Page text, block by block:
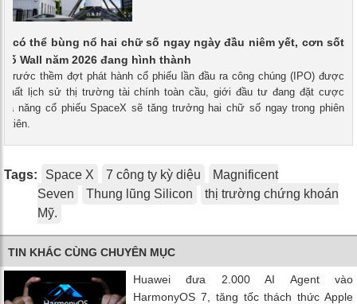
có thể bùng nổ hai chữ số ngay ngày đầu niêm yết, cơn sốt
Wall năm 2026 đang hình thành
Trước thềm đợt phát hành cổ phiếu lần đầu ra công chúng (IPO) được
lịch sử thị trường tài chính toàn cầu, giới đầu tư đang đặt cược
năng cổ phiếu SpaceX sẽ tăng trưởng hai chữ số ngay trong phiên
tiên.
Tags: Space X 7 công ty kỳ diệu
Magnificent
Seven
Thung lũng Silicon
thị trường chứng khoán
Mỹ.
TIN KHÁC CÙNG CHUYÊN MỤC
Huawei đưa 2.000 AI Agent vào
HarmonyOS 7, tăng tốc thách thức Apple